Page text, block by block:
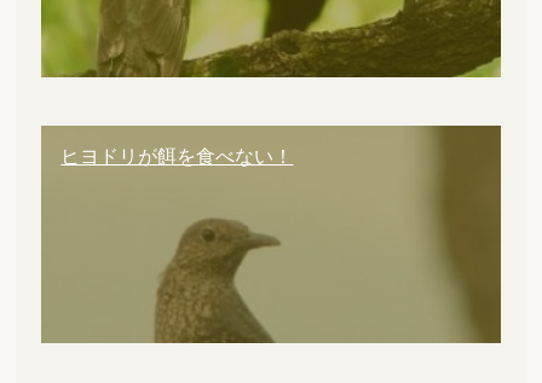
ヒヨドリが餌を食べない！